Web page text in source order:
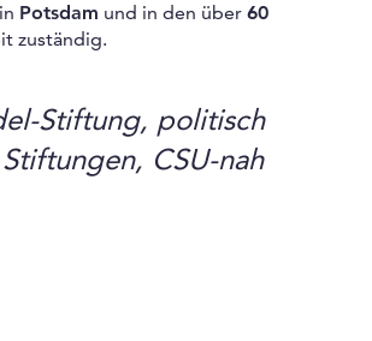
Potsdam und in den über 60
zuständig.
Stiftung, politisch
CSU-nah